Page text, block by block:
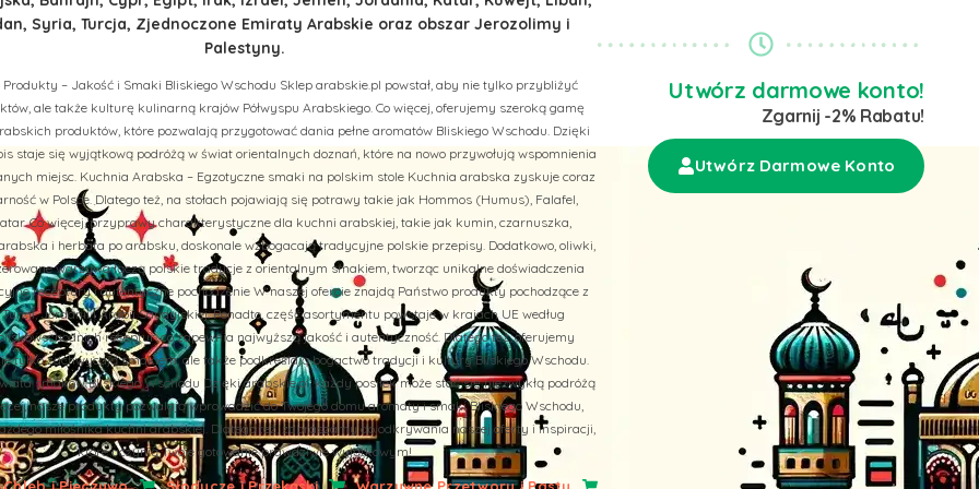
Syria, Turcja, Zjednoczone Emiraty Arabskie oraz obszar Jerozolimy i
Palestyny.
– Jakość i Smaki Bliskiego Wschodu Sklep arabskie.pl powstał, aby nie tylko przybliżyć
ale także kulturę kulinarną krajów Półwyspu Arabskiego. Co więcej, oferujemy szeroką gamę
produktów, które pozwalają przygotować dania pełne aromatów Bliskiego Wschodu. Dzięki
staje się wyjątkową podróżą w świat orientalnych doznań, które na nowo przywołują wspomnienia
miejsc. Kuchnia Arabska – Egzotyczne smaki na polskim stole Kuchnia arabska zyskuje coraz
w Polsce. Dlatego też, na stołach pojawiają się potrawy takie jak Hommos (Humus), Falafel,
Co więcej, przyprawy charakterystyczne dla kuchni arabskiej, takie jak kumin, czarnuszka,
i herbata po arabsku, doskonale wzbogacają tradycyjne polskie przepisy. Dodatkowo, oliwki,
warzywa łączą polskie tradycje z orientalnym smakiem, tworząc unikalne doświadczenia
receptury i autentyczne pochodzenie W naszej ofercie znajdą Państwo produkty pochodzące z
Jordanii i Arabii Saudyjskiej. Ponadto, część asortymentu powstaje w krajach UE według
receptur, co zapewnia najwyższą jakość i autentyczność. Dlatego też, oferujemy
tylko zachwycają smakiem, ale także podkreślają bogactwo tradycji i kultury Bliskiego Wschodu.
smaków Bliskiego Wschodu Dzięki arabskie.pl, każdy posiłek może stać się niezwykłą podróżą
nasze produkty pozwalają wprowadzić do Twojego domu aromaty i smaki Bliskiego Wschodu,
miłośnika kuchni arabskiej. Dlatego też, zapraszamy do odkrywania naszej oferty i inspiracji,
które uczynią Twoje gotowanie prawdziwie wyjątkowym!
Utwórz darmowe konto!
Zgarnij -2% Rabatu!
Utwórz Darmowe Konto